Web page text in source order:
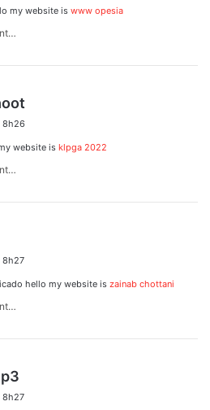
my website is www opesia
8h26
website is klpga 2022
8h27
hello my website is zainab chottani
t
8h27